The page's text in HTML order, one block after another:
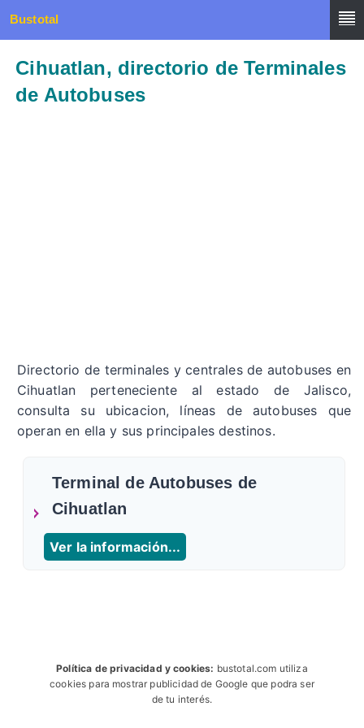
Bustotal
Cihuatlan, directorio de Terminales
de Autobuses
Directorio de terminales y centrales de autobuses en
Cihuatlan perteneciente al estado de Jalisco,
consulta su ubicacion, líneas de autobuses que
operan en ella y sus principales destinos.
Terminal de Autobuses de
Cihuatlan
Ver la información...
Política de privacidad y cookies: bustotal.com utiliza
cookies para mostrar publicidad de Google que podra ser
de tu interés.